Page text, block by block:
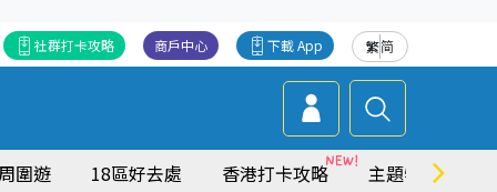
繁简
下載 App
商戶中心
社群打卡攻略
圍遊 18區好去處 香港打卡攻略 主題特集